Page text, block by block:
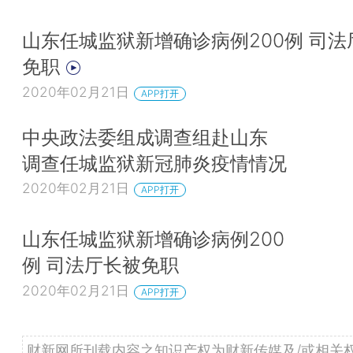
山东任城监狱新增确诊病例200例 司法
免职
2020年02月21日 APP打开
中央政法委组成调查组赴山东
调查任城监狱新冠肺炎疫情情况
2020年02月21日 APP打开
山东任城监狱新增确诊病例200
例 司法厅长被免职
2020年02月21日 APP打开